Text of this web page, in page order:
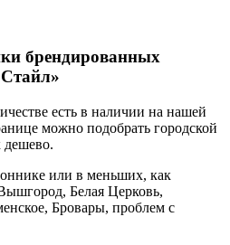
брендированных
есть в наличии на нашей
можно подобрать городской
дешево.
или в меньших, как
Белая Церковь,
Бровары, проблем с